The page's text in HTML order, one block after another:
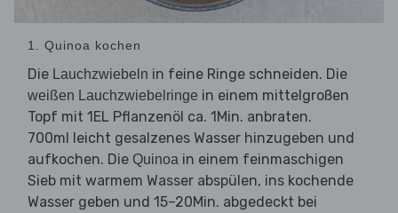
1. Quinoa kochen
Die Lauchzwiebeln in feine Ringe schneiden. Die
weißen Lauchzwiebelringe in einem mittelgroßen
Topf mit 1EL Pflanzenöl ca. 1Min. anbraten.
700ml leicht gesalzenes Wasser hinzugeben und
aufkochen. Die Quinoa in einem feinmaschigen
Sieb mit warmem Wasser abspülen, ins kochende
Wasser geben und 15–20Min. abgedeckt bei